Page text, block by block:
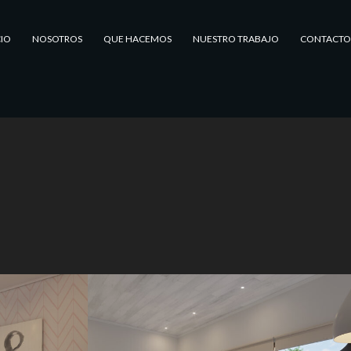
NOSOTROS QUE HACEMOS NUESTRO TRABAJO CONTACTO